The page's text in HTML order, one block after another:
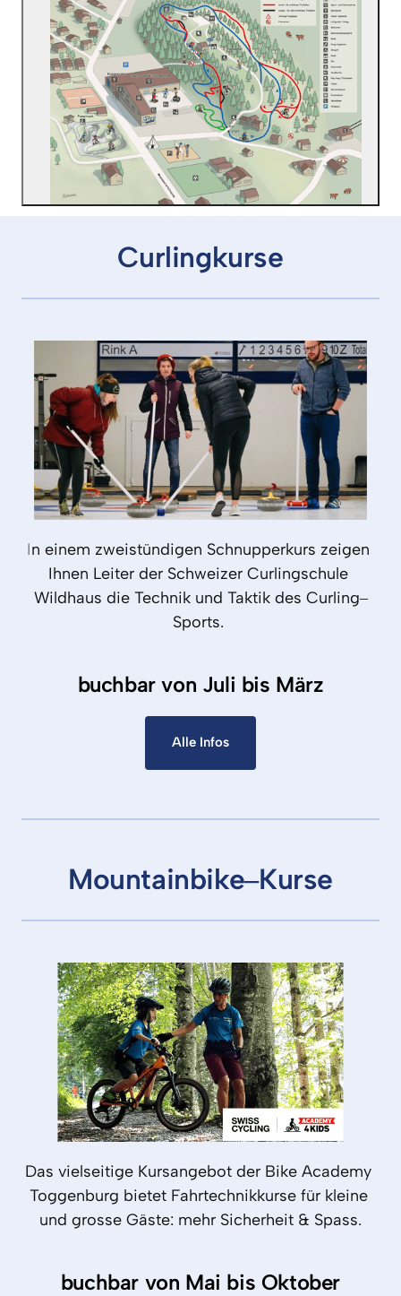
Curlingkurse
In einem zweistündigen Schnupperkurs
Ihnen Leiter der Schweizer
Wildhaus die Technik und Taktik des Curling‒
Sports.
buchbar von Juli bis März
Alle Infos
Mountainbike‒Kurse
Das vielseitige Kursangebot der Bike
Toggenburg bietet Fahrtechnikkurse für
kleine
und grosse Gäste: mehr Sicherheit & Spass.
buchbar von Mai bis Oktober